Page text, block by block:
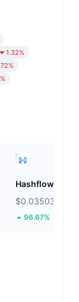
1.32%
Hashflow
$0.03503
96.67%